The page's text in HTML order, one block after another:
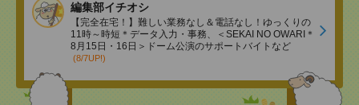
編集部イチオシ
【完全在宅！】難しい業務なし＆電話なし！ゆっくりの
11時～時短＊データ入力・事務、＜SEKAI NO OWARI＊
8月15日・16日＞ドーム公演のサポートバイトなど
(8/7UP!)